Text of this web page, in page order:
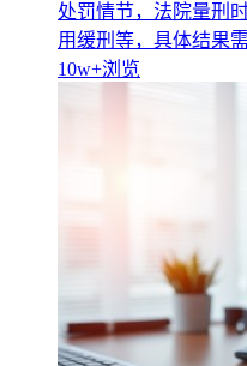
处罚情节，法院量刑
用缓刑等，具体结果
10w+浏览